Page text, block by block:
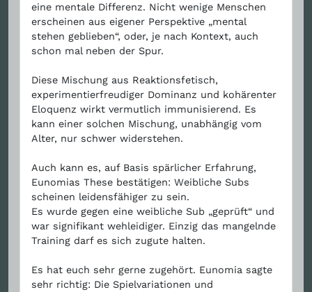
eine mentale Differenz. Nicht wenige Menschen
erscheinen aus eigener Perspektive „mental
stehen geblieben“, oder, je nach Kontext, auch
schon mal neben der Spur.
Diese Mischung aus Reaktionsfetisch,
experimentierfreudiger Dominanz und kohärenter
Eloquenz wirkt vermutlich immunisierend. Es
kann einer solchen Mischung, unabhängig vom
Alter, nur schwer widerstehen.
Auch kann es, auf Basis spärlicher Erfahrung,
Eunomias These bestätigen: Weibliche Subs
scheinen leidensfähiger zu sein.
Es wurde gegen eine weibliche Sub „geprüft“ und
war signifikant wehleidiger. Einzig das mangelnde
Training darf es sich zugute halten.
Es hat euch sehr gerne zugehört. Eunomia sagte
sehr richtig: Die Spielvariationen und